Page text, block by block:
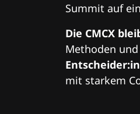
Summit auf
Die CMCX
Methoden
mit starkem